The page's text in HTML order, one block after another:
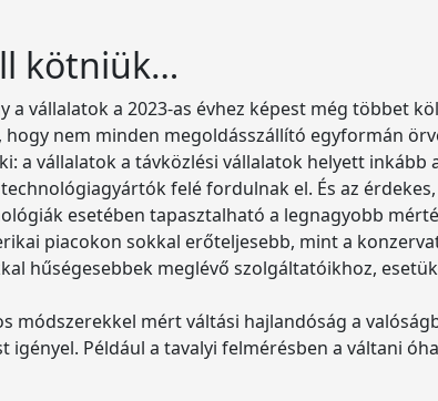
kötniük…
a vállalatok a 2023-as évhez képest még többet
nem minden megoldásszállító egyformán
a vállalatok a távközlési vállalatok helyett
felé fordulnak el. És az
esetében tapasztalható a legnagyobb
piacokon sokkal erőteljesebb, mint a
hűségesebbek meglévő szolgáltatóikhoz,
módszerekkel mért váltási hajlandóság a
Például a tavalyi felmérésben a váltani